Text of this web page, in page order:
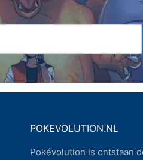
POKEVOLUTION.NL
Pokévolution is ontstaan